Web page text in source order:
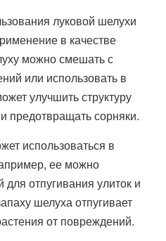
луковой шелухи
в качестве
можно смешать с
или использовать в
улучшить структуру
предотвращать сорняки.
использоваться в
ее можно
для отпугивания улиток и
шелуха отпугивает
от повреждений.